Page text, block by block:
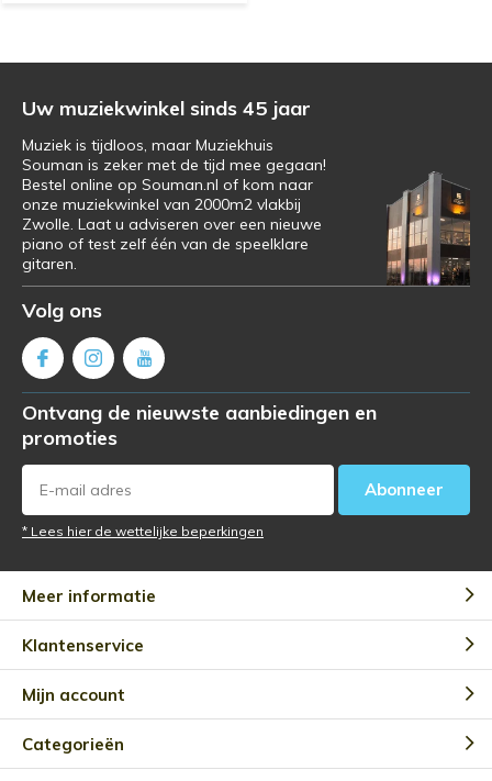
Uw muziekwinkel sinds 45 jaar
Muziek is tijdloos, maar Muziekhuis
Souman is zeker met de tijd mee gegaan!
Bestel online op Souman.nl of kom naar
onze muziekwinkel van 2000m2 vlakbij
Zwolle. Laat u adviseren over een nieuwe
piano of test zelf één van de speelklare
gitaren.
Volg ons
Ontvang de nieuwste aanbiedingen en
promoties
Abonneer
* Lees hier de wettelijke beperkingen
Meer informatie
Klantenservice
Mijn account
Categorieën